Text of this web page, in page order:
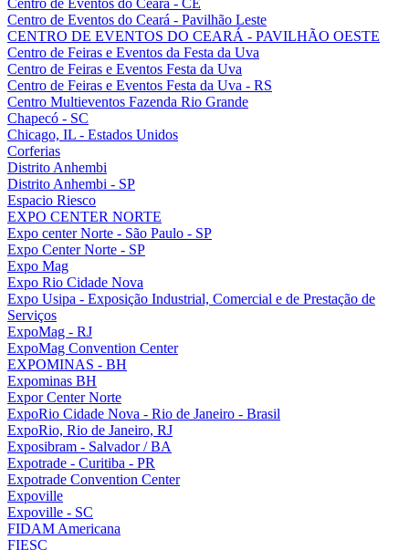
Centro de Eventos do Ceará - Pavilhão Leste
CENTRO DE EVENTOS DO CEARÁ - PAVILHÃO OESTE
Centro de Feiras e Eventos da Festa da Uva
Centro de Feiras e Eventos Festa da Uva
Centro de Feiras e Eventos Festa da Uva - RS
Centro Multieventos Fazenda Rio Grande
Chapecó - SC
Chicago, IL - Estados Unidos
Corferias
Distrito Anhembi
Distrito Anhembi - SP
Espacio Riesco
EXPO CENTER NORTE
Expo center Norte - São Paulo - SP
Expo Center Norte - SP
Expo Mag
Expo Rio Cidade Nova
Expo Usipa - Exposição Industrial, Comercial e de Prestação de
Serviços
ExpoMag - RJ
ExpoMag Convention Center
EXPOMINAS - BH
Expominas BH
Expor Center Norte
ExpoRio Cidade Nova - Rio de Janeiro - Brasil
ExpoRio, Rio de Janeiro, RJ
Exposibram - Salvador / BA
Expotrade - Curitiba - PR
Expotrade Convention Center
Expoville
Expoville - SC
FIDAM Americana
FIESC